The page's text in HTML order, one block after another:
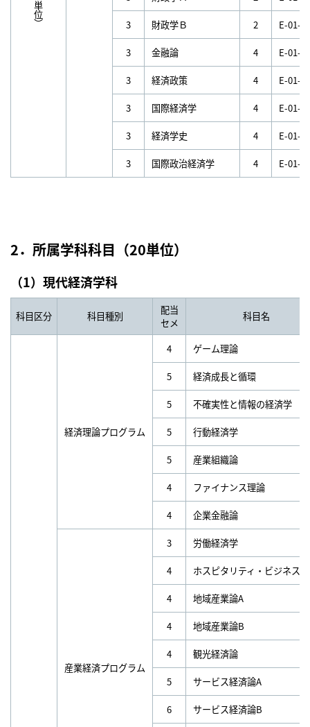
3 財政学Ｂ 2 E-01-
3 金融論 4 E-01-
3 経済政策 4 E-01-
3 国際経済学 4 E-01-
3 経済学史 4 E-01-
3 国際政治経済学 4 E-01-
2．所属学科科目（20単位）
（1）現代経済学科
科目区分 科目種別
配当
セメ
科目名
経済理論プログラム
4 ゲーム理論
5 経済成長と循環
5 不確実性と情報の経済学
5 行動経済学
5 産業組織論
4 ファイナンス理論
4 企業金融論
産業経済プログラム
3 労働経済学
4 ホスピタリティ・ビジネス論
4 地域産業論A
4 地域産業論B
4 観光経済論
5 サービス経済論A
6 サービス経済論B